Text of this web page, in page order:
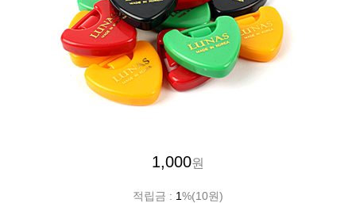
1,000원
적립금 : 1%(10원)